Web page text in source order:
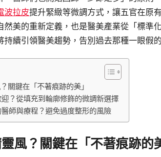
波拉皮提升緊緻等微調方式，讓五官在原
然美的重新定義，也是醫美產業從「標準
持續引領醫美趨勢，告別過去那種一眼假
關鍵在「不著痕跡的美」
？從填充到輪廓修飾的微調新選擇
師與療程？避免過度整形的風險
風？關鍵在「不著痕跡的